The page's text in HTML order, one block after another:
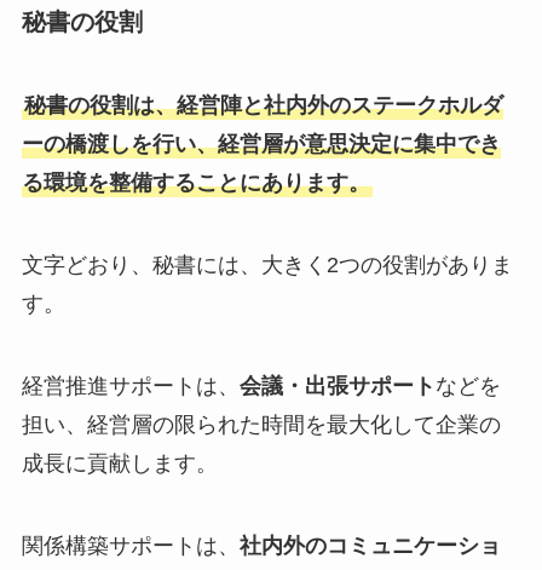
秘書の役割
秘書の役割は、経営陣と社内外のステークホルダ
ーの橋渡しを行い、経営層が意思決定に集中でき
る環境を整備することにあります。
文字どおり、秘書には、大きく2つの役割がありま
す。
経営推進サポートは、 会議・出張サポート などを
担い、経営層の限られた時間を最大化して企業の
成長に貢献します。
関係構築サポートは、 社内外のコミュニケーショ